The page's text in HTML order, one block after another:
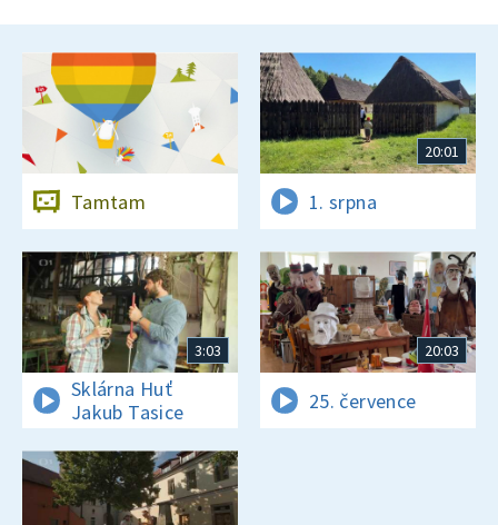
Tamtam
20:01
1. srpna
3:03
Sklárna Huť
Jakub Tasice
20:03
25. července